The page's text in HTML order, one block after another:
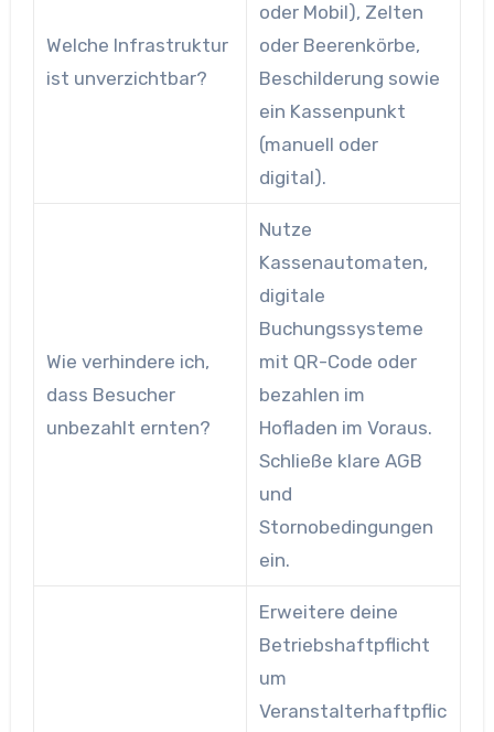
Welche Infrastruktur
ist unverzichtbar?
oder Mobil), Zelten
oder Beeren­körbe,
Beschilderung sowie
ein Kassenpunkt
(manuell oder
digital).
Wie verhindere ich,
dass Besucher
unbezahlt ernten?
Nutze
Kassenautomaten,
digitale
Buchungssysteme
mit QR-Code oder
bezahlen im
Hofladen im Voraus.
Schließe klare AGB
und
Stornobedingungen
ein.
Erweitere deine
Betriebshaftpflicht
um
Veranstalterhaftpflic